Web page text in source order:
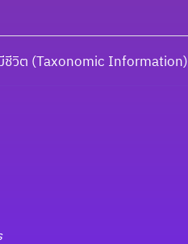
วิต (Taxonomic Information)